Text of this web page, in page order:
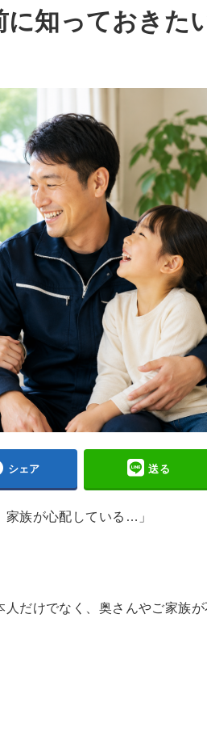
知っておきた
シェア 送る
家族が心配している…」
だけでなく、奥さんやご家族